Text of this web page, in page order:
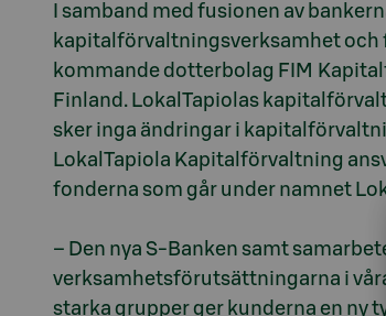
I samband med fusionen av
kapitalförvaltningsverksamhet och
kommande dotterbolag FIM
Finland. LokalTapiolas
sker inga ändringar i
LokalTapiola Kapitalförvaltning
fonderna som går under namnet
– Den nya S-Banken samt
verksamhetsförutsättningarna i
starka grupper ger kunderna en ny